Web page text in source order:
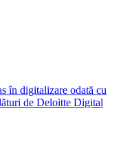
în digitalizare odată cu
de Deloitte Digital